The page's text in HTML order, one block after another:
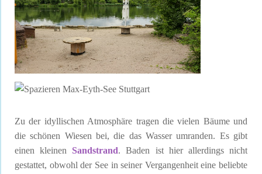
Zu der idyllischen Atmosphäre tragen die vielen Bäume und
die schönen Wiesen bei, die das Wasser umranden. Es gibt
einen kleinenSandstrand. Baden ist hier allerdings nicht
gestattet, obwohl der See in seiner Vergangenheit eine beliebte